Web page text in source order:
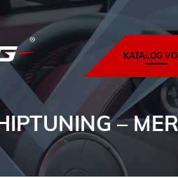
KATALOG
–